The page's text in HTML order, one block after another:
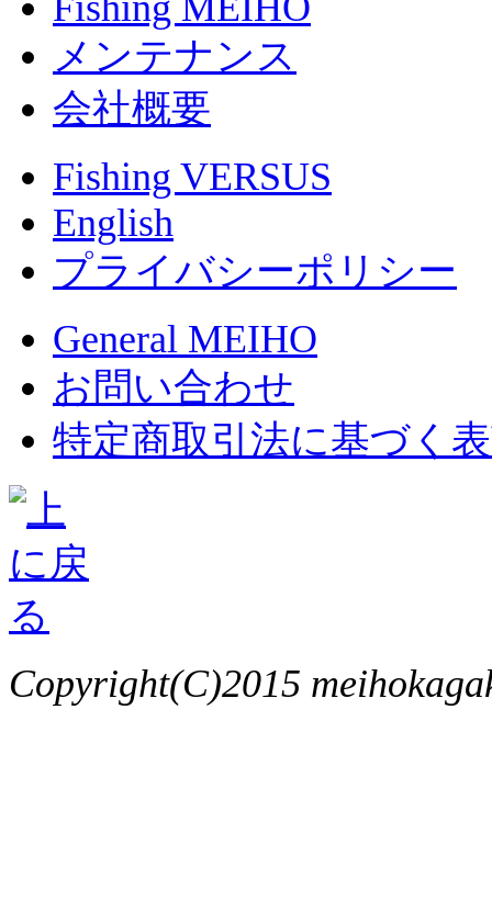
メンテナンス
会社概要
Fishing VERSUS
English
プライバシーポリシー
General MEIHO
お問い合わせ
特定商取引法に基づく
Copyright(C)2015